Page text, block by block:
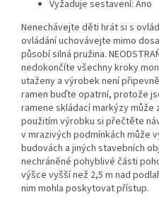
Vyžaduje sestavení: Ano
Nenechávejte děti hrát si s
ovládání uchovávejte mimo
působí silná pružina.
nedokončíte všechny kroky
utaženy a výrobek není
ramen buďte opatrní, protože
ramene skládací markýzy může
použitím výrobku si přečtěte
v mrazivých podmínkách může
budovách a jiných stavebních
nechráněné pohyblivé části
výšce vyšší než 2,5 m nad
nim mohla poskytovat přístup.